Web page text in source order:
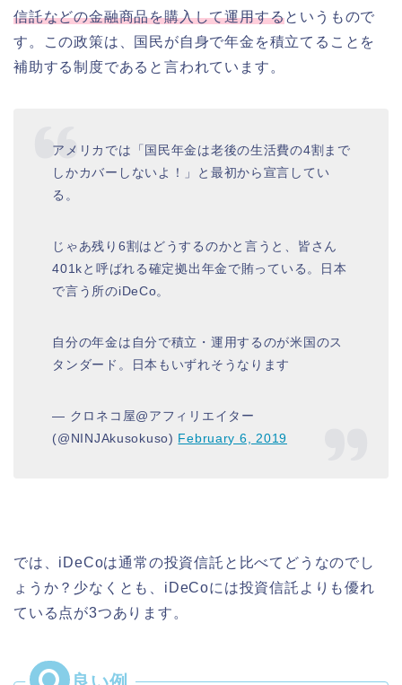
信託などの金融商品を購入して運用するというもので
す。この政策は、国民が自身で年金を積立てることを
補助する制度であると言われています。
アメリカでは「国民年金は老後の生活費の4割まで
しかカバーしないよ！」と最初から宣言してい
る。
じゃあ残り6割はどうするのかと言うと、皆さん
401kと呼ばれる確定拠出年金で賄っている。日本
で言う所のiDeCo。
自分の年金は自分で積立・運用するのが米国のス
タンダード。日本もいずれそうなります
— クロネコ屋@アフィリエイター
(@NINJAkusokuso) February 6, 2019
では、iDeCoは通常の投資信託と比べてどうなのでし
ょうか？少なくとも、iDeCoには投資信託よりも優れ
ている点が3つあります。